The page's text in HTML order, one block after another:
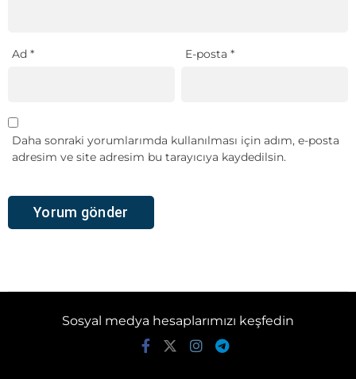
Ad * E-posta*
Daha sonraki yorumlarımda kullanılması için adım, e-posta
adresim ve site adresim bu tarayıcıya kaydedilsin.
Sosyal medya hesaplarımızı keşfedin